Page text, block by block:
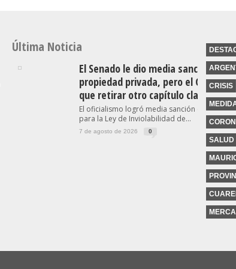
Última Noticia
El Senado le dio media sanción a la
propiedad privada, pero el
que retirar otro capítulo clave
El oficialismo logró media sanción en el
para la Ley de Inviolabilidad de...
7 de agosto de 2026 0
CRISIS
SALUD